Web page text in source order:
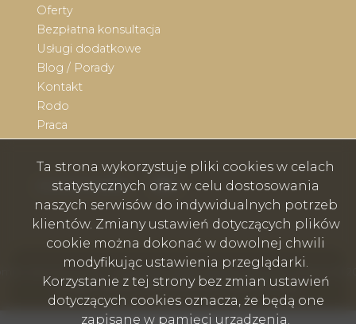
Oferty
Bezpłatna konsultacja
Usługi dodatkowe
Blog / Porady
Kontakt
Rodo
Praca
social media Facebook
Facebook
nieruchomości - Wodzisław Śląski, Rybnik, Skoczów, Cieszyn ©
Program dla biur nieruchomości Galactica Virgo
Ta strona wykorzystuje pliki cookies w celach
statystycznych oraz w celu dostosowania
naszych serwisów do indywidualnych potrzeb
klientów. Zmiany ustawień dotyczących plików
cookie można dokonać w dowolnej chwili
modyfikując ustawienia przeglądarki.
Korzystanie z tej strony bez zmian ustawień
dotyczących cookies oznacza, że będą one
zapisane w pamięci urządzenia.